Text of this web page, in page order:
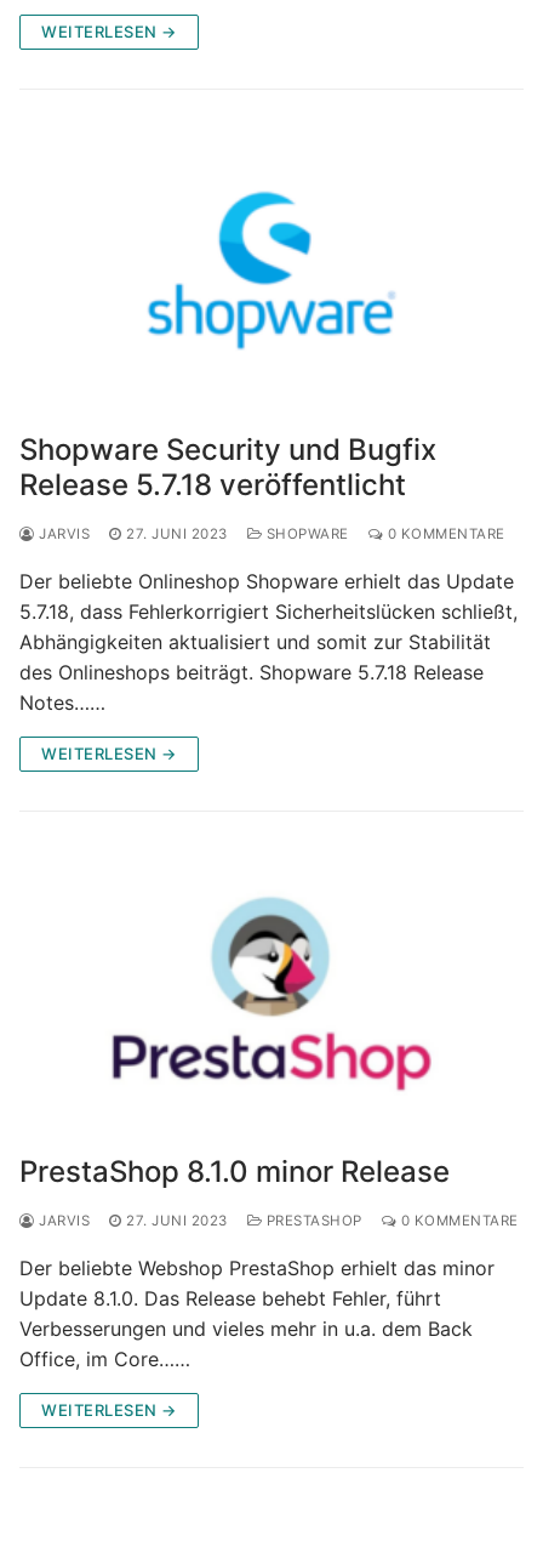
WEITERLESEN →
Shopware Security und Bugfix
Release 5.7.18 veröffentlicht
JARVIS 27. JUNI 2023 SHOPWARE 0 KOMMENTARE
Der beliebte Onlineshop Shopware erhielt das Update
5.7.18, dass Fehlerkorrigiert Sicherheitslücken schließt,
Abhängigkeiten aktualisiert und somit zur Stabilität
des Onlineshops beiträgt. Shopware 5.7.18 Release
Notes……
WEITERLESEN →
PrestaShop 8.1.0 minor Release
JARVIS 27. JUNI 2023 PRESTASHOP 0 KOMMENTARE
Der beliebte Webshop PrestaShop erhielt das minor
Update 8.1.0. Das Release behebt Fehler, führt
Verbesserungen und vieles mehr in u.a. dem Back
Office, im Core……
WEITERLESEN →